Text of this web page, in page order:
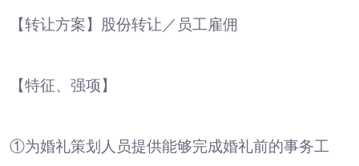
【转让方案】股份转让／员工雇佣
【特征、强项】
①为婚礼策划人员提供能够完成婚礼前的事务工